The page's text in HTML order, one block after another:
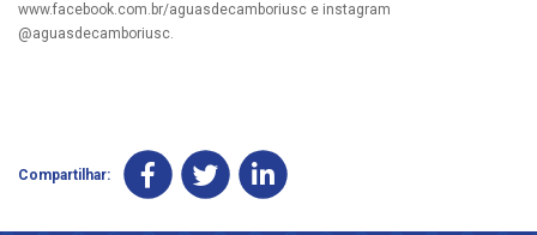
www.facebook.com.br/aguasdecamboriusc e instagram
@aguasdecamboriusc.
Compartilhar: